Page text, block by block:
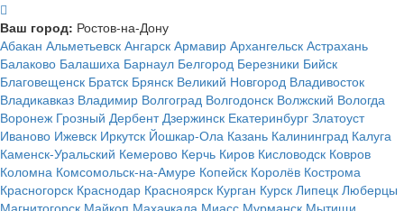
Ваш город: Ростов-на-Дону
Абакан Альметьевск Ангарск Армавир Архангельск Астрахань
Балаково Балашиха Барнаул Белгород Березники Бийск
Благовещенск Братск Брянск Великий Новгород Владивосток
Владикавказ Владимир Волгоград Волгодонск Волжский Вологда
Воронеж Грозный Дербент Дзержинск Екатеринбург Златоуст
Иваново Ижевск Иркутск Йошкар-Ола Казань Калининград Калуга
Каменск-Уральский Кемерово Керчь Киров Кисловодск Ковров
Коломна Комсомольск-на-Амуре Копейск Королёв Кострома
Красногорск Краснодар Красноярск Курган Курск Липецк Люберцы
Магнитогорск Майкоп Махачкала Миасс Мурманск Мытищи